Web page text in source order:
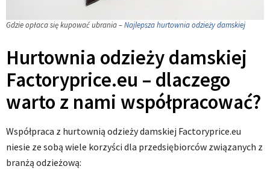
Gdzie opłaca się kupować ubrania –Najlepsza hurtownia odzieży damskiej
Hurtownia odzieży damskiej
Factoryprice.eu – dlaczego
warto z nami współpracować?
Współpraca z hurtownią odzieży damskiej Factoryprice.eu
niesie ze sobą wiele korzyści dla przedsiębiorców związanych z
branżą odzieżową: